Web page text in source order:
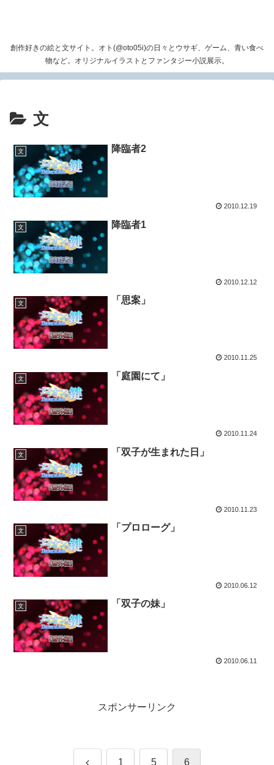
創作好きの絵と文サイト。オト(@oto05i)の日々とウサギ、ゲーム、青い食べ
物など。オリジナルイラストとファンタジー小説展示。
文
文 降臨者2
2010.12.19
文 降臨者1
2010.12.12
文 「思案」
2010.11.25
文 「庭園にて」
2010.11.24
文 「双子が生まれた日」
2010.11.23
文 「プロローグ」
2010.06.12
文 「双子の妹」
2010.06.11
スポンサーリンク
前 1 5 6